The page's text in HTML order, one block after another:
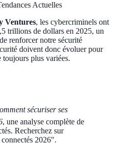
Actuelles
Ventures, les cybercriminels ont
trillions de dollars en 2025, un
renforcer notre sécurité
doivent donc évoluer pour
toujours plus variées.
sécuriser ses
, une analyse complète de
Recherchez sur
2026".